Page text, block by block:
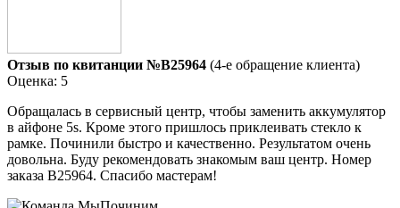
Отзыв по квитанции №B25964 (4-е обращение клиента)
Оценка: 5
Обращалась в сервисный центр, чтобы заменить аккумулятор
в айфоне 5s. Кроме этого пришлось приклеивать стекло к
рамке. Починили быстро и качественно. Результатом очень
довольна. Буду рекомендовать знакомым ваш центр. Номер
заказа В25964. Спасибо мастерам!